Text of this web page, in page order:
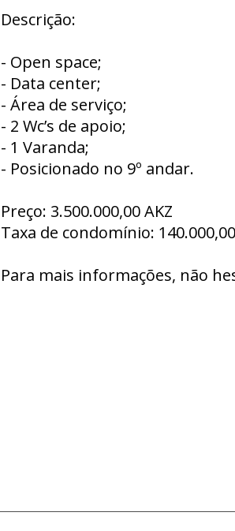
Descrição:
- Open space;
- Data center;
- Área de serviço;
- 2 Wc’s de apoio;
- 1 Varanda;
- Posicionado no 9º andar.
Preço: 3.500.000,00 AKZ
Taxa de condomínio:
Para mais informações, não